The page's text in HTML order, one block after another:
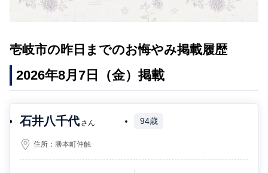
壱岐市の昨日までのお悔やみ掲載履歴
2026年8月7日（金）掲載
石井八千代 さん 94歳
住所： 勝本町仲触